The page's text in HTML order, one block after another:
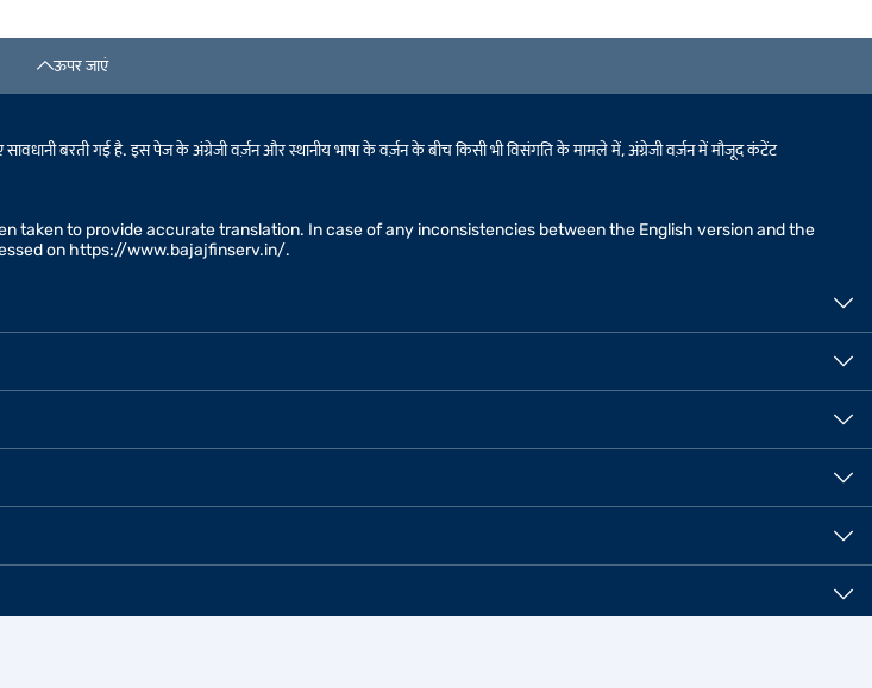
ऊपर जाएं
बरती गई है. इस पेज के अंग्रेजी वर्ज़न और स्थानीय भाषा के वर्ज़न के बीच किसी भी विसंगति के मामले में, अंग्रेजी वर्ज़न में मौजूद कंटेंट
taken to provide accurate translation. In case of any inconsistencies between the English version and the
on https://www.bajajfinserv.in/.